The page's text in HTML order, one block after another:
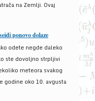
na Zemlji. Ovaj
ponovo dolaze
odete negde daleko
ste dovoljno strpljivi
meteora svakog
godine oko 10. avgusta